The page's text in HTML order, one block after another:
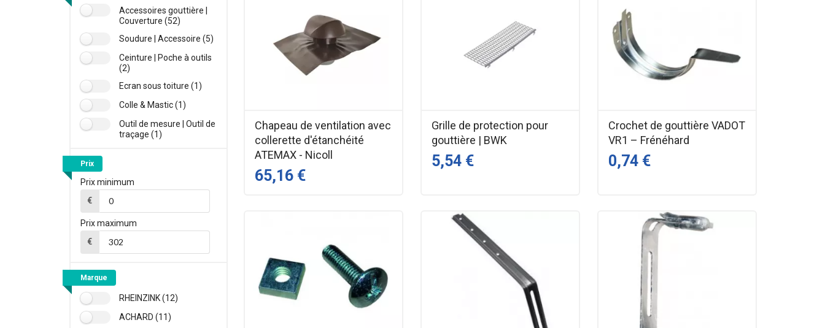
Accessoires gouttière |
Couverture (52)
Soudure | Accessoire (5)
Ceinture | Poche à outils
(2)
Ecran sous toiture (1)
Colle & Mastic (1)
Outil de mesure | Outil de
traçage (1)
Prix
Prix minimum
€
Prix maximum
€
Marque
RHEINZINK (12)
ACHARD (11)
Chapeau de ventilation avec
collerette d'étanchéité
ATEMAX - Nicoll
65,16 €
Grille de protection pour
gouttière | BWK
5,54 €
Crochet de gouttière VADOT
VR1 – Frénéhard
0,74 €